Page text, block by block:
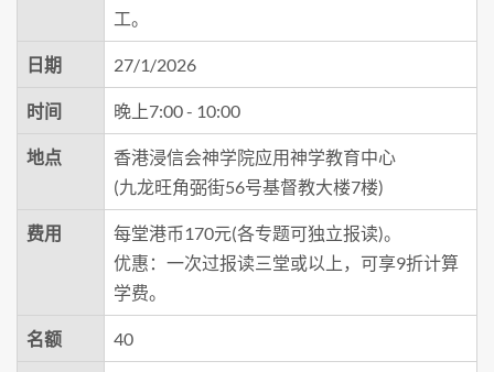
工。
日期 27/1/2026
时间 晚上7:00 - 10:00
地点
香港浸信会神学院应用神学教育中心
(九龙旺角弼街56号基督教大楼7楼)
费用
每堂港币170元(各专题可独立报读)。
优惠：一次过报读三堂或以上，可享9折计算
学费。
名额 40